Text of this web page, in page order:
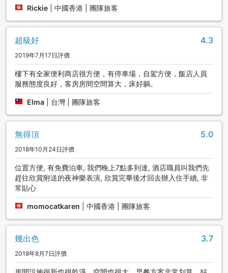
Rickie 中國香港 | 團隊旅客
超級好 4.3
2019年7月17日評價
樓下有全家便利商店很方便，有停車場，自駕方便，飯店人員
服務態度良好，客房房間空間算大，床好躺。
Elma 台灣 | 團隊旅客
無得頂 5.0
2018年10月24日評價
位置方便, 有免費泊車, 我們晚上7點多到達, 酒店職員叫我們先
趕往欣賞附送的夜神樂表演, 欣賞完畢後才回去辦入住手續, 非
常貼心
momocatkaren 中國香港 | 團隊旅客
幾出色 3.7
2018年8月7日評價